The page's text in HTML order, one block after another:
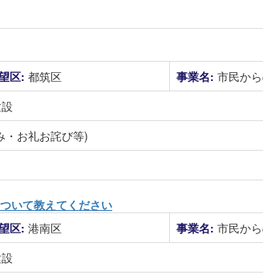
区: 都筑区 事業名: 市民か
・お礼お詫び等)
いて教えてください
区: 港南区 事業名: 市民か